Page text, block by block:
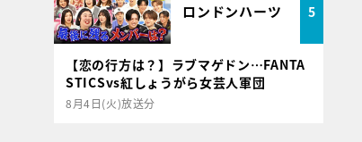
ロンドンハーツ 5
【恋の行方は？】ラブマゲドン…FANTA
STICSvs紅しょうがら女芸人軍団
8月4日(火)放送分